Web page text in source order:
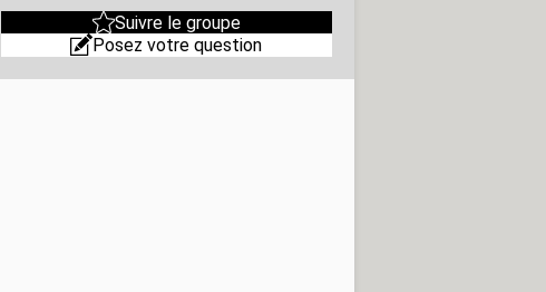
Suivre le groupe
Posez votre question